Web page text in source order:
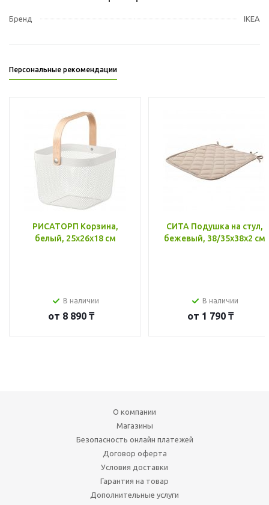
Бренд IKEA
Персональные рекомендации
РИСАТОРП Корзина,
белый, 25x26x18 см
В наличии
от 8 890 ₸
СИТА Подушка на стул,
бежевый, 38/35x38x2 см
В наличии
от 1 790 ₸
О компании
Магазины
Безопасность онлайн платежей
Договор оферта
Условия доставки
Гарантия на товар
Дополнительные услуги